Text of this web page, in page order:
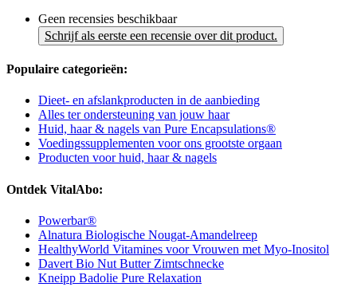
Geen recensies beschikbaar
Schrijf als eerste een recensie over dit product.
Populaire categorieën:
Dieet- en afslankproducten in de aanbieding
Alles ter ondersteuning van jouw haar
Huid, haar & nagels van Pure Encapsulations®
Voedingssupplementen voor ons grootste orgaan
Producten voor huid, haar & nagels
Ontdek VitalAbo:
Powerbar®
Alnatura Biologische Nougat-Amandelreep
HealthyWorld Vitamines voor Vrouwen met Myo-Inositol
Davert Bio Nut Butter Zimtschnecke
Kneipp Badolie Pure Relaxation